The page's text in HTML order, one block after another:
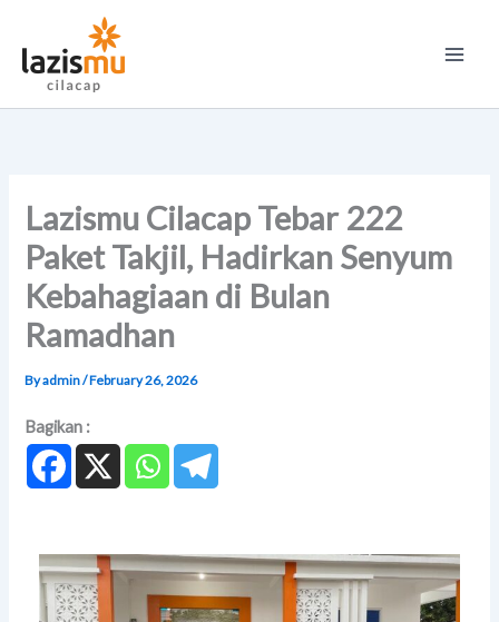
content
Menu
Lazismu Cilacap Tebar 222
Paket Takjil, Hadirkan Senyum
Kebahagiaan di Bulan
Ramadhan
Byadmin/February 26, 2026
Bagikan :